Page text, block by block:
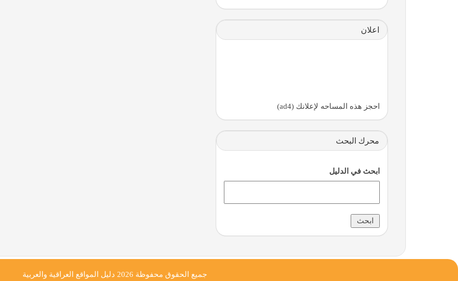
اعلان
احجز هذه المساحه لإعلانك (ad4)
محرك البحث
ابحث في الدليل
جميع الحقوق محفوظة 2026 دليل المواقع العراقية والعربية